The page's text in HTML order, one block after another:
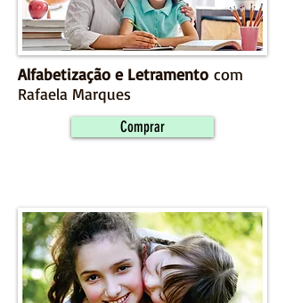
Alfabetização e Letramento com
Rafaela Marques
Comprar